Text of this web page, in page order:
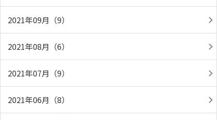
2021年09月（9）
2021年08月（6）
2021年07月（9）
2021年06月（8）